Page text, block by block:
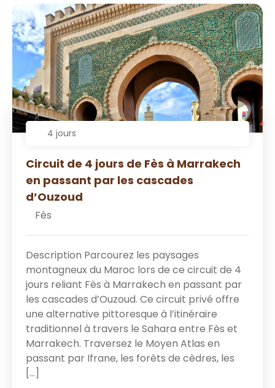
4 jours
Circuit de 4 jours de Fès à Marrakech
en passant par les cascades
d’Ouzoud
Fès
Description Parcourez les paysages
montagneux du Maroc lors de ce circuit de 4
jours reliant Fès à Marrakech en passant par
les cascades d’Ouzoud. Ce circuit privé offre
une alternative pittoresque à l’itinéraire
traditionnel à travers le Sahara entre Fès et
Marrakech. Traversez le Moyen Atlas en
passant par Ifrane, les forêts de cèdres, les
[…]